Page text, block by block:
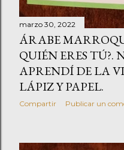
marzo 30, 2022
ÁRABE
QUIÉN ERES TÚ?.
APRENDÍ DE LA
LÁPIZ Y PAPEL.
Compartir Publicar un